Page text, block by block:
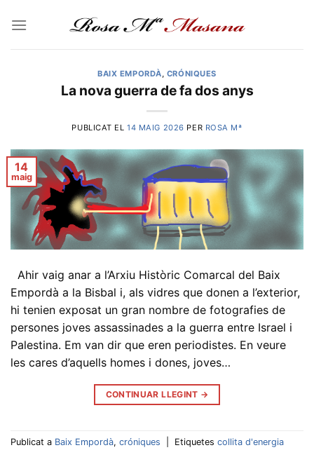
BAIX EMPORDÀ, CRÓNIQUES
La nova guerra de fa dos anys
PUBLICAT EL14 MAIG 2026 PER ROSA Mª
14
maig
Ahir vaig anar a l’Arxiu Històric Comarcal del Baix
Empordà a la Bisbal i, als vidres que donen a l’exterior,
hi tenien exposat un gran nombre de fotografies de
persones joves assassinades a la guerra entre Israel i
Palestina. Em van dir que eren periodistes. En veure
les cares d’aquells homes i dones, joves…
CONTINUAR LLEGINT →
Publicat a Baix Empordà, cróniques Etiquetes collita d'energia